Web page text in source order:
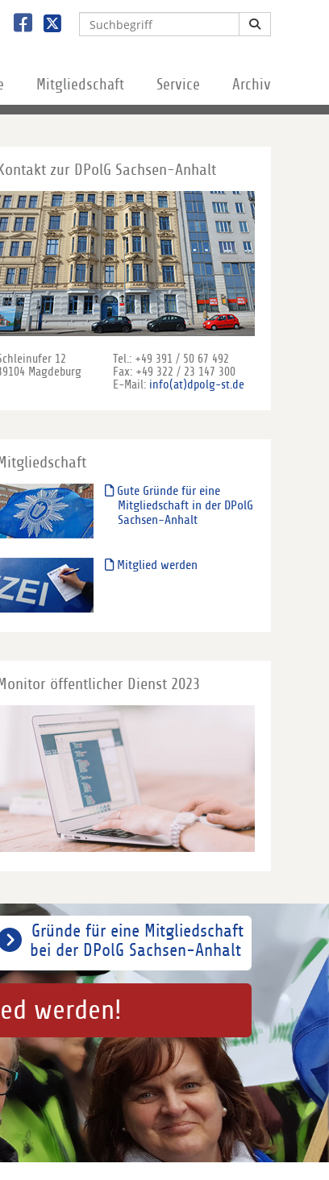
Mitgliedschaft Service Archiv
Kontakt zur DPolG Sachsen-Anhalt
12
Magdeburg
Tel.: +49 391 / 50 67 492
Fax: +49 322 / 23 147 300
E-Mail: info(at)dpolg-st.de
Mitgliedschaft
Gute Gründe für eine
Mitgliedschaft in der DPolG
Sachsen-Anhalt
Mitglied werden
Monitor öffentlicher Dienst 2023
Gründe für eine Mitgliedschaft
bei der DPolG Sachsen-Anhalt
werden!